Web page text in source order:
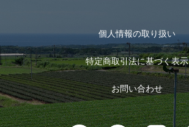
お茶のギフト
おすすめのお茶
お茶に合うスイーツ
ログイン
ログアウト
個人情報の取り扱い
特定商取引法に基づく表示
お問い合わせ